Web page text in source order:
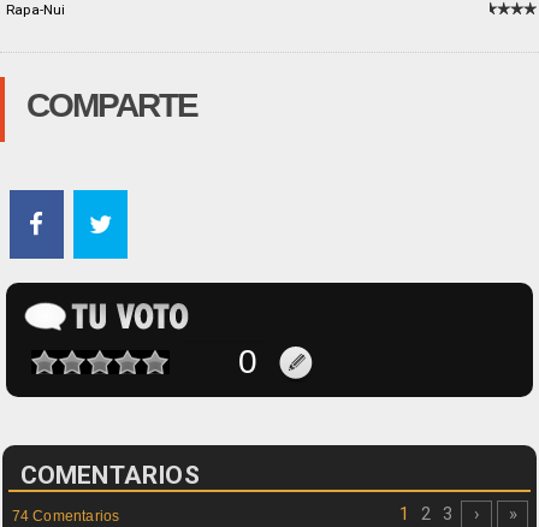
Rapa-Nui
COMPARTE
COMENTARIOS
74 Comentarios 1 2 3 › »